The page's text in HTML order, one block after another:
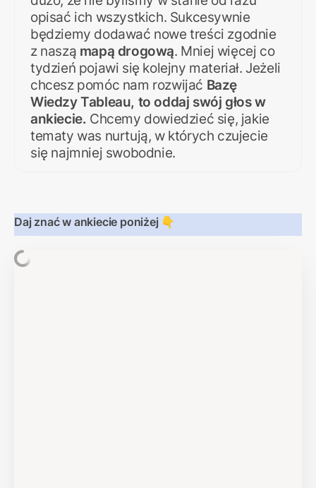
opisać ich wszystkich. Sukcesywnie
będziemy dodawać nowe treści zgodnie
z naszą mapą drogową. Mniej więcej co
tydzień pojawi się kolejny materiał. Jeżeli
chcesz pomóc nam rozwijać Bazę
Wiedzy Tableau, to oddaj swój głos w
ankiecie. Chcemy dowiedzieć się, jakie
tematy was nurtują, w których czujecie
się najmniej swobodnie.
Daj znać w ankiecie poniżej 👇